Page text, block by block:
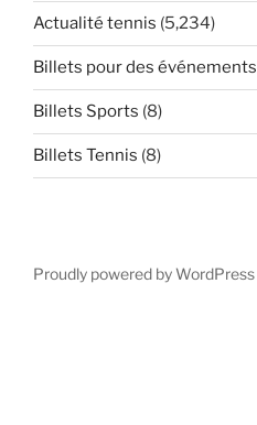
Actualité tennis (5,234)
Billets pour des événements
Billets Sports (8)
Billets Tennis (8)
Proudly powered by WordPress